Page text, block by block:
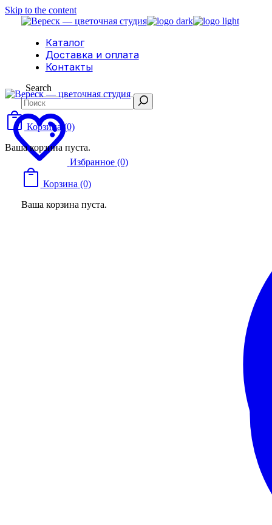
Skip to the content
Каталог
Доставка и оплата
Контакты
Search
Избранное (0)
Корзина (0)
Ваша корзина пуста.
Корзина (0)
Ваша корзина пуста.